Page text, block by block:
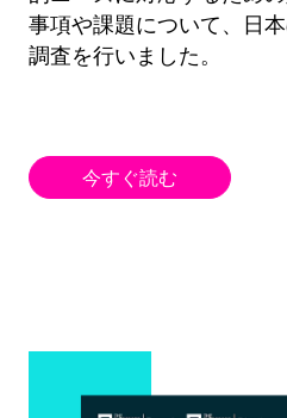
事項や課題について、日
調査を行いました。
今すぐ読む